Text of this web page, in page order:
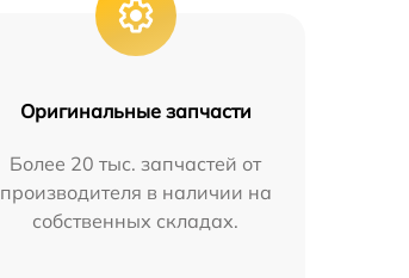
Оригинальные запчасти
Более 20 тыс. запчастей от
производителя в наличии на
собственных складах.